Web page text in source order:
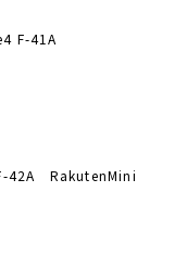
F-41A
42A RakutenMini